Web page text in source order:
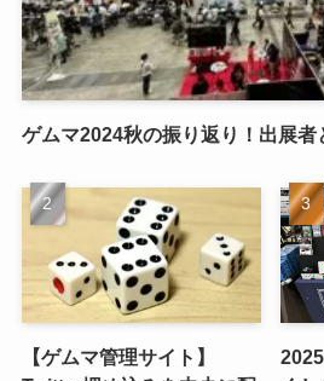
ゲムマ2024秋の振り返り！出展者
【ゲムマ管理サイト】